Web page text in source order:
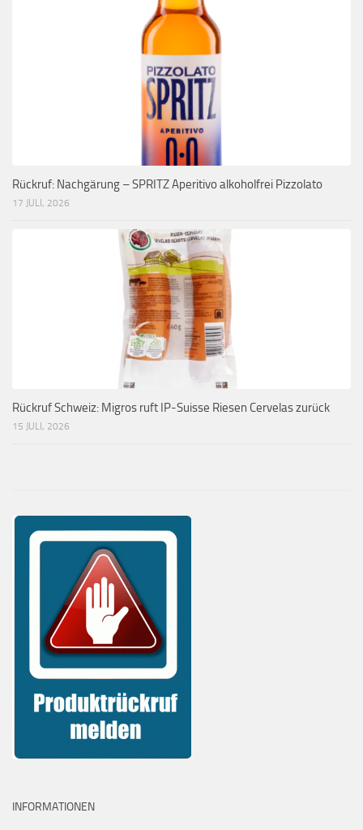
Rückruf: Nachgärung – SPRITZ Aperitivo alkoholfrei Pizzolato
17 JULI, 2026
Rückruf Schweiz: Migros ruft IP-Suisse Riesen Cervelas zurück
15 JULI, 2026
INFORMATIONEN